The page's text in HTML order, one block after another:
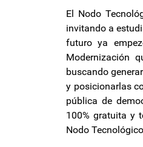
El Nodo
invitando a
futuro ya
Modernización
buscando
y posicionarlas
pública de
100% gratuita y
Nodo